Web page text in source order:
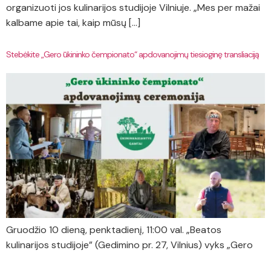
organizuoti jos kulinarijos studijoje Vilniuje. „Mes per mažai
kalbame apie tai, kaip mūsų […]
Stebėkite „Gero ūkininko čempionato“ apdovanojimų tiesioginę transliaciją
Gruodžio 10 dieną, penktadienį, 11:00 val. „Beatos
kulinarijos studijoje” (Gedimino pr. 27, Vilnius) vyks „Gero